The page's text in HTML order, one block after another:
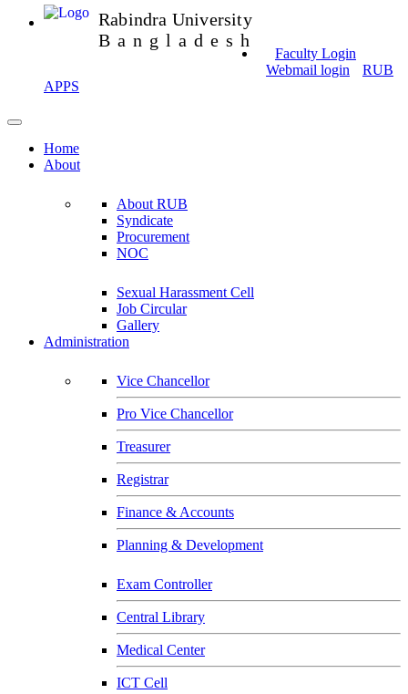
Rabindra University
Bangladesh
Faculty Login
Webmail login
RUB
APPS
Home
About
About RUB
Syndicate
Procurement
NOC
Sexual Harassment Cell
Job Circular
Gallery
Administration
Vice Chancellor
Pro Vice Chancellor
Treasurer
Registrar
Finance & Accounts
Planning & Development
Exam Controller
Central Library
Medical Center
ICT Cell